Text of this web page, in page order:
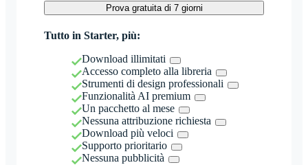
Prova gratuita di 7 giorni
Tutto in Starter, più:
Download illimitati
Accesso completo alla libreria
Strumenti di design professionali
Funzionalità AI premium
Un pacchetto al mese
Nessuna attribuzione richiesta
Download più veloci
Supporto prioritario
Nessuna pubblicità